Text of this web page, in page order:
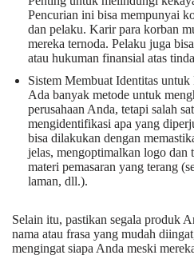
Pencurian ini bisa mempunyai
dan pelaku. Karir para korban
mereka ternoda. Pelaku juga
atau hukuman finansial atas
Sistem Membuat Identitas
Ada banyak metode untuk
perusahaan Anda, tetapi salah
mengidentifikasi apa yang
bisa dilakukan dengan
jelas, mengoptimalkan logo dan
materi pemasaran yang terang
laman, dll.).
Selain itu, pastikan segala produk
nama atau frasa yang mudah
mengingat siapa Anda meski